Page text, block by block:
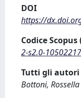
DOI
https://
Codice
2-s2.0-
Tutti gli autori
Bottoni, Rossella